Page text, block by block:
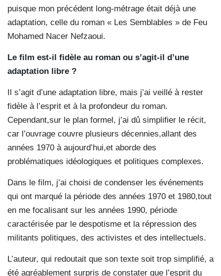
puisque mon précédent long-métrage était déjà une
adaptation, celle du roman « Les Semblables » de Feu
Mohamed Nacer Nefzaoui.
Le film est-il fidèle au roman ou s’agit-il d’une
adaptation libre ?
Il s’agit d’une adaptation libre, mais j’ai veillé à rester
fidèle à l’esprit et à la profondeur du roman.
Cependant,sur le plan formel, j’ai dû simplifier le récit,
car l’ouvrage couvre plusieurs décennies,allant des
années 1970 à aujourd’hui,et aborde des
problématiques idéologiques et politiques complexes.
Dans le film, j’ai choisi de condenser les événements
qui ont marqué la période des années 1970 et 1980,tout
en me focalisant sur les années 1990, période
caractérisée par le despotisme et la répression des
militants politiques, des activistes et des intellectuels.
L’auteur, qui redoutait que son texte soit trop simplifié, a
été agréablement surpris de constater que l’esprit du